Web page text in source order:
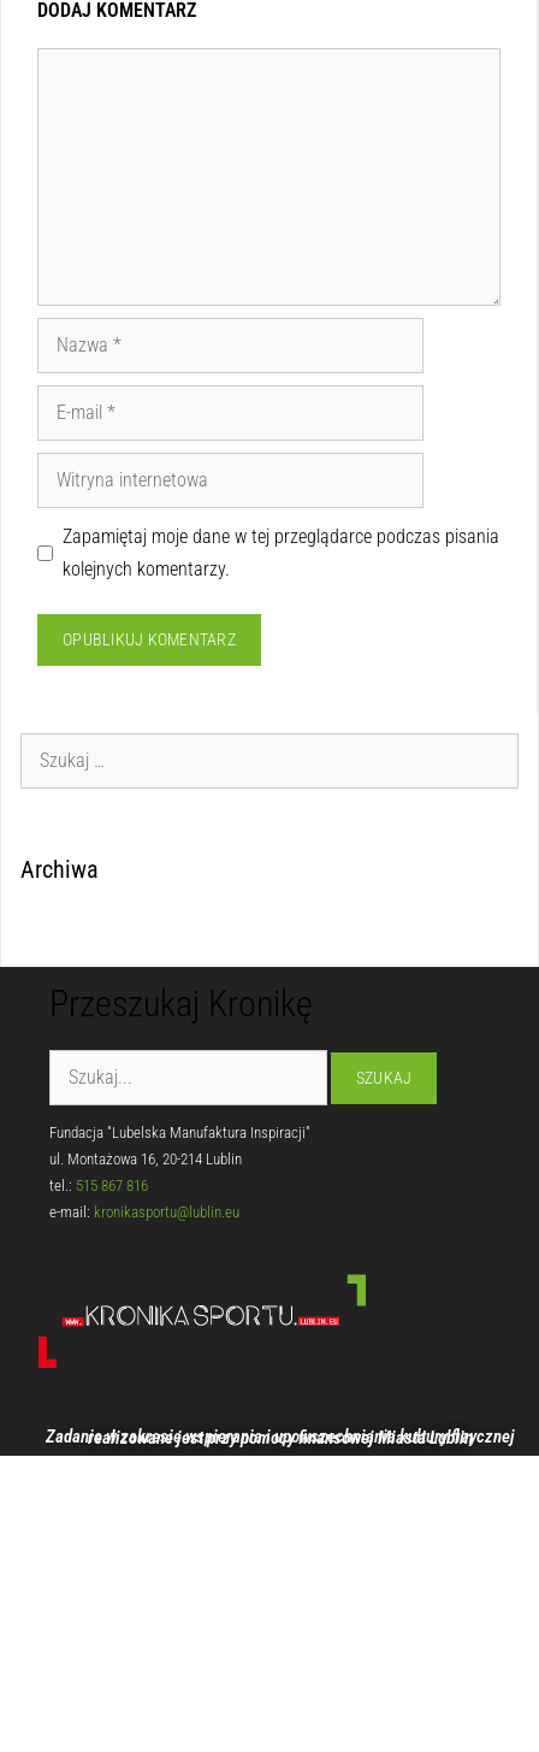
DODAJ KOMENTARZ
Zapamiętaj moje dane w tej przeglądarce podczas pisania
kolejnych komentarzy.
Archiwa
Przeszukaj Kronikę
Fundacja "Lubelska Manufaktura Inspiracji"
ul. Montażowa 16, 20-214 Lublin
tel.: 515 867 816
e-mail: kronikasportu@lublin.eu
Zadanie w zakresie wspierania i upowszechniania kultury fizycznej realizowane jest przy pomocy finansowej Miasta Lublin